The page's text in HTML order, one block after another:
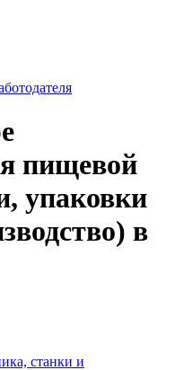
пищевой
упаковки
в
станки и